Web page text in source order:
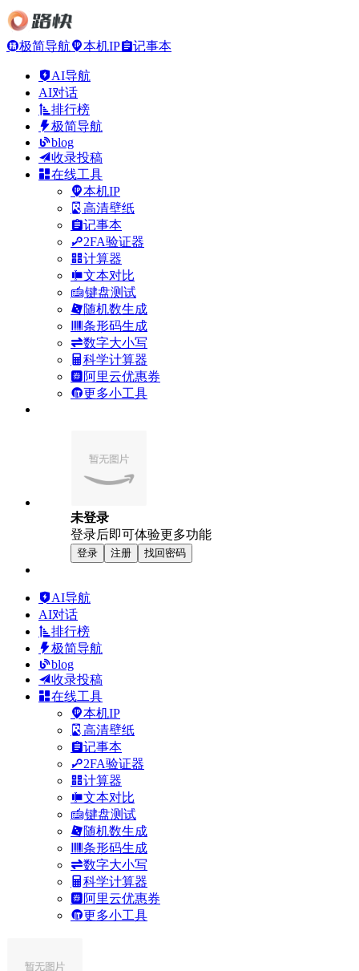
极简导航 本机IP 记事本
AI导航
AI对话
排行榜
极简导航
blog
收录投稿
在线工具
本机IP
高清壁纸
记事本
2FA验证器
计算器
文本对比
键盘测试
随机数生成
条形码生成
数字大小写
科学计算器
阿里云优惠券
更多小工具
未登录
登录后即可体验更多功能
登录 注册 找回密码
AI导航
AI对话
排行榜
极简导航
blog
收录投稿
在线工具
本机IP
高清壁纸
记事本
2FA验证器
计算器
文本对比
键盘测试
随机数生成
条形码生成
数字大小写
科学计算器
阿里云优惠券
更多小工具